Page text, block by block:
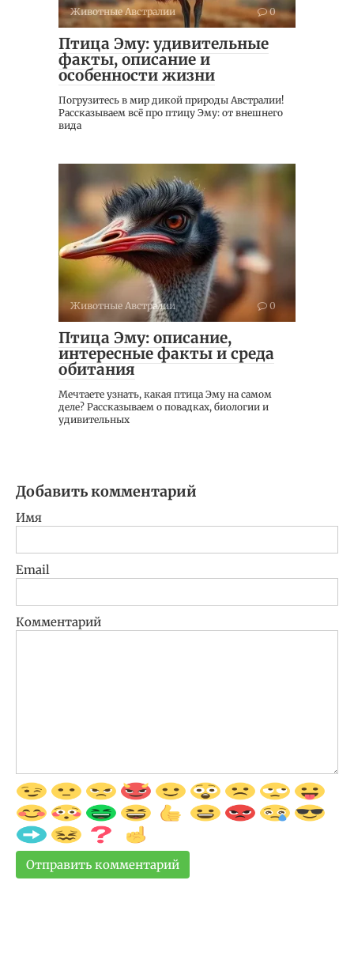
Животные Австралии 0
Птица Эму: удивительные
факты, описание и
особенности жизни
Погрузитесь в мир дикой природы Австралии!
Рассказываем всё про птицу Эму: от внешнего
вида
Животные Австралии 0
Птица Эму: описание,
интересные факты и среда
обитания
Мечтаете узнать, какая птица Эму на самом
деле? Рассказываем о повадках, биологии и
удивительных
Добавить комментарий
Имя
Email
Комментарий